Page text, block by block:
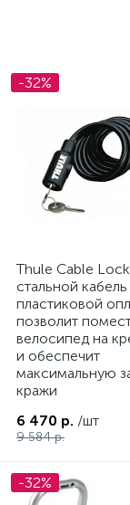
-32%
Thule Cable
стальной кабель
пластиковой
позволит
велосипед на
и обеспечит
максимальную
кражи
6 470 р. /шт
9 584 р.
-32%